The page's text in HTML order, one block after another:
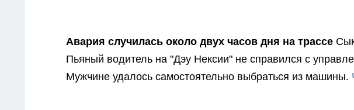
Авария случилась около двух часов дня на трассе
Пьяный водитель на "Дэу Нексии" не справился с
Мужчине удалось самостоятельно выбраться из машины.